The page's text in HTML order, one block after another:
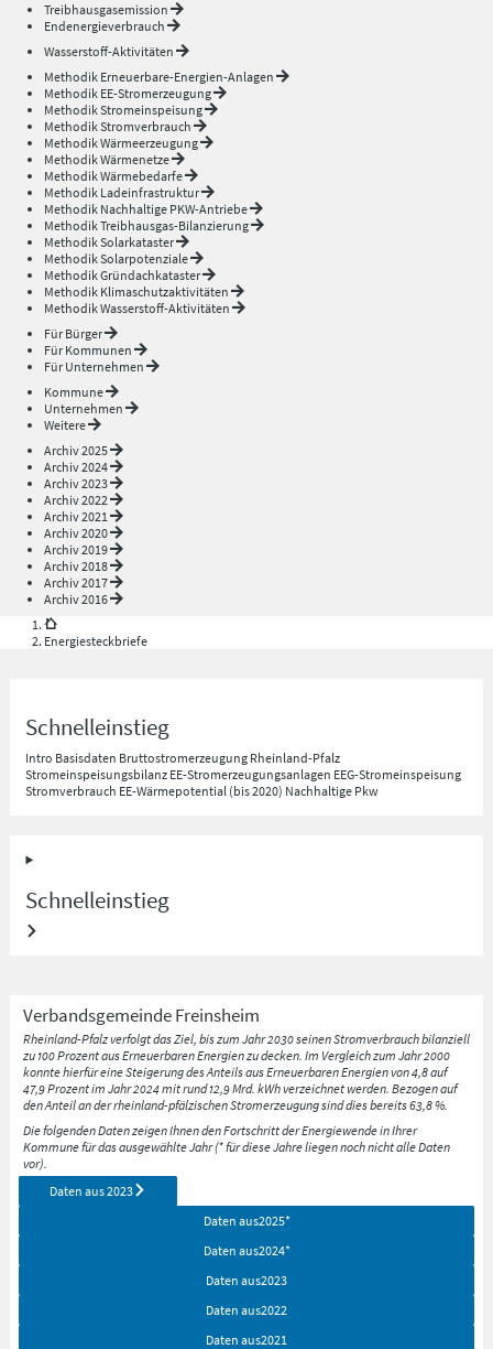
Treibhausgasemission
Endenergieverbrauch
Wasserstoff-Aktivitäten
Methodik Erneuerbare-Energien-Anlagen
Methodik EE-Stromerzeugung
Methodik Stromeinspeisung
Methodik Stromverbrauch
Methodik Wärmeerzeugung
Methodik Wärmenetze
Methodik Wärmebedarfe
Methodik Ladeinfrastruktur
Methodik Nachhaltige PKW-Antriebe
Methodik Treibhausgas-Bilanzierung
Methodik Solarkataster
Methodik Solarpotenziale
Methodik Gründachkataster
Methodik Klimaschutzaktivitäten
Methodik Wasserstoff-Aktivitäten
Für Bürger
Für Kommunen
Für Unternehmen
Kommune
Unternehmen
Weitere
Archiv 2025
Archiv 2024
Archiv 2023
Archiv 2022
Archiv 2021
Archiv 2020
Archiv 2019
Archiv 2018
Archiv 2017
Archiv 2016
Energiesteckbriefe
Schnelleinstieg
Intro Basisdaten Bruttostromerzeugung Rheinland-Pfalz
Stromeinspeisungsbilanz EE-Stromerzeugungsanlagen EEG-Stromeinspeisung
Stromverbrauch EE-Wärmepotential (bis 2020) Nachhaltige Pkw
Schnelleinstieg
Verbandsgemeinde Freinsheim
Rheinland-Pfalz verfolgt das Ziel, bis zum Jahr 2030 seinen Stromverbrauch bilanziell
zu 100 Prozent aus Erneuerbaren Energien zu decken. Im Vergleich zum Jahr 2000
konnte hierfür eine Steigerung des Anteils aus Erneuerbaren Energien von 4,8 auf
47,9 Prozent im Jahr 2024 mit rund 12,9 Mrd. kWh verzeichnet werden. Bezogen auf
den Anteil an der rheinland-pfälzischen Stromerzeugung sind dies bereits 63,8 %.
Die folgenden Daten zeigen Ihnen den Fortschritt der Energiewende in Ihrer
Kommune für das ausgewählte Jahr (* für diese Jahre liegen noch nicht alle Daten
vor).
Daten aus2023
Daten aus2025*
Daten aus2024*
Daten aus2023
Daten aus2022
Daten aus2021